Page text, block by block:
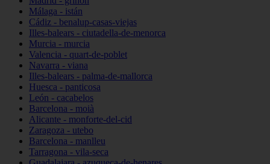
Málaga - istán
Cádiz - benalup-casas-viejas
Illes-balears - ciutadella-de-menorca
Murcia - murcia
Valencia - quart-de-poblet
Navarra - viana
Illes-balears - palma-de-mallorca
Huesca - panticosa
León - cacabelos
Barcelona - moià
Alicante - monforte-del-cid
Zaragoza - utebo
Barcelona - manlleu
Tarragona - vila-seca